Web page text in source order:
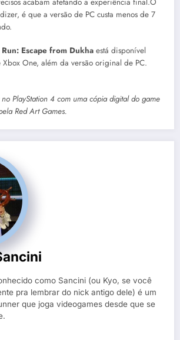
é que a versão de PC custa menos de 7
Escape from Dukha está disponível
Xbox One, além da versão original de PC.
PlayStation 4 com uma cópia digital do game
Red Art Games.
como Sancini (ou Kyo, se você
pra lembrar do nick antigo dele) é um
que joga videogames desde que se